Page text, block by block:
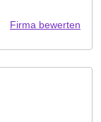
Firma bewerten